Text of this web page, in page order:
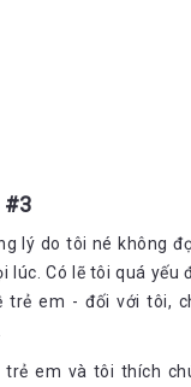
đưa vào Top 10
quốc tế, tiểu thuyết
không làm mỏi
#3
lý do tôi né không
lúc. Có lẽ tôi quá
trẻ em - đối với tôi,
em và tôi thích